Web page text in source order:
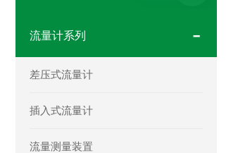
流量计系列
差压式流量计
插入式流量计
流量测量装置